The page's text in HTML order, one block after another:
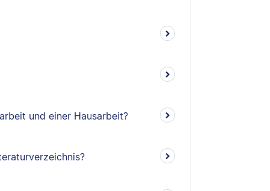
und einer Hausarbeit?